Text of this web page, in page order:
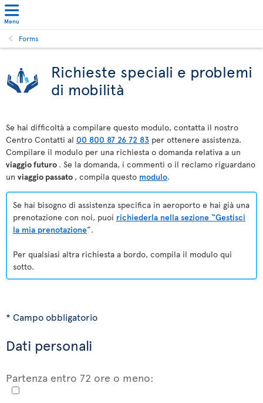
Menu
Forms
Richieste speciali e problemi
di mobilità
Se hai difficoltà a compilare questo modulo, contatta il nostro
Centro Contatti al 00 800 87 26 72 83 per ottenere assistenza.
Compilare il modulo per una richiesta o domanda relativa a un
viaggio futuro . Se la domanda, i commenti o il reclamo riguardano
un viaggio passato , compila questo modulo.
Se hai bisogno di assistenza specifica in aeroporto e hai già una
prenotazione con noi, puoi richiederla nella sezione “Gestisci
la mia prenotazione”.
Per qualsiasi altra richiesta a bordo, compila il modulo qui
sotto.
* Campo obbligatorio
Dati personali
Partenza entro 72 ore o meno: